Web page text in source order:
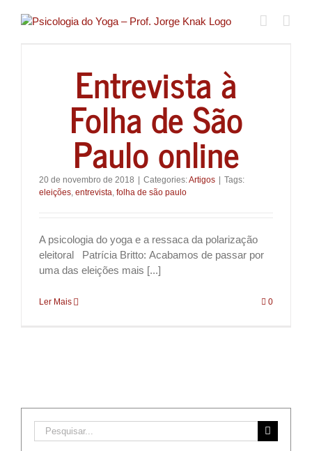
Entrevista à
Folha de São
Paulo online
20 de novembro de 2018 Categories:Artigos
Tags:
eleições, entrevista, folha de são paulo
A psicologia do yoga e a ressaca da polarização
eleitoral Patrícia Britto: Acabamos de passar por
uma das eleições mais [...]
Ler Mais 0
Buscar
resultados